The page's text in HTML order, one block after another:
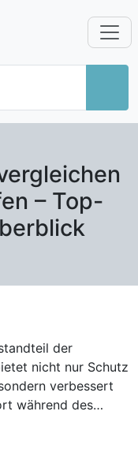
– Top-
der
nicht nur Schutz
verbessert
während des
die Belastung